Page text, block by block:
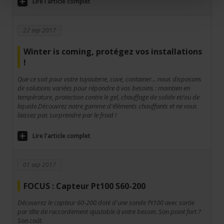
22 sep 2017
Winter is coming, protégez vos installations
!
Que ce soit pour votre tuyauterie, cuve, container... nous disposons
de solutions variées pour répondre à vos besoins : maintien en
température, protection contre le gel, chauffage de solide et/ou de
liquide.Découvrez notre gamme d'éléments chauffants et ne vous
laissez pas surprendre par le froid !
Lire l'article complet
01 sep 2017
FOCUS : Capteur Pt100 S60-200
Découvrez le capteur 60-200 doté d'une sonde Pt100 avec sortie
par tête de raccordement ajustable à votre besoin. Son point fort ?
Son coût.